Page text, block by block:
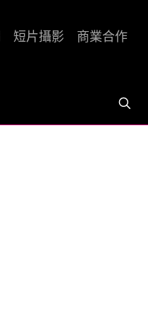
短片攝影 商業合作